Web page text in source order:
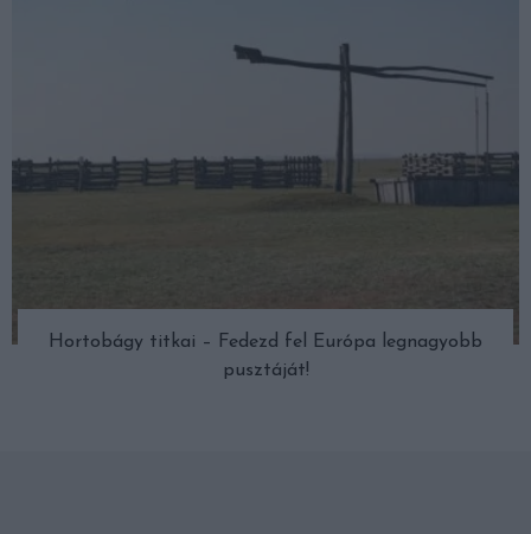
Hortobágy titkai – Fedezd fel Európa legnagyobb
pusztáját!